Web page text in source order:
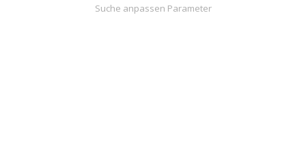
Suche anpassen Parameter